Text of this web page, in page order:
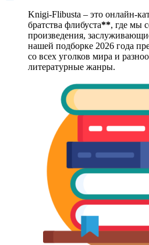
Knigi-Flibusta – это онлайн-
братства флибуста**, где мы
произведения,
нашей подборке 2026 года
со всех уголков мира и
литературные жанры.